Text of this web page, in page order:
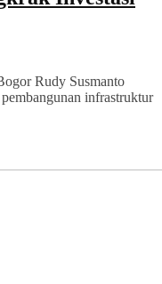
Rudy Susmanto
infrastruktur